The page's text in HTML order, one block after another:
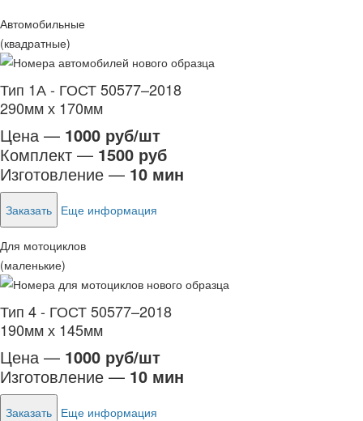
Автомобильные
(квадратные)
Тип 1А - ГОСТ 50577–2018
290мм х 170мм
Цена — 1000 руб/шт
Комплект — 1500 руб
Изготовление — 10 мин
Заказать Еще информация
Для мотоциклов
(маленькие)
Тип 4 - ГОСТ 50577–2018
190мм х 145мм
Цена — 1000 руб/шт
Изготовление — 10 мин
Заказать Еще информация